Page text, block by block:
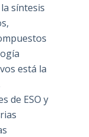
síntesis
está la
de ESO y